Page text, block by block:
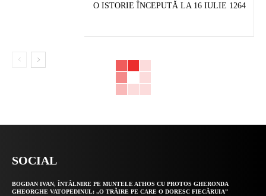
O ISTORIE ÎNCEPUTĂ LA 16 IULIE 1264
SOCIAL
BOGDAN IVAN, ÎNTÂLNIRE PE MUNTELE ATHOS CU PROTOS GHERONDA
GHEORGHE VATOPEDINUL: „O TRĂIRE PE CARE O DORESC FIECĂRUIA”